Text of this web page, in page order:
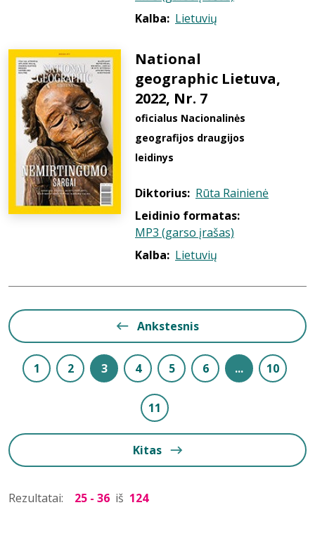
Kalba: Lietuvių
National
geographic Lietuva,
2022, Nr. 7
oficialus Nacionalinės
geografijos draugijos
leidinys
Diktorius: Rūta Rainienė
Leidinio formatas:
MP3 (garso įrašas)
Kalba: Lietuvių
Ankstesnis
1 2 3 4 5 6 ... 10
11
Kitas
Rezultatai: 25 - 36 iš 124